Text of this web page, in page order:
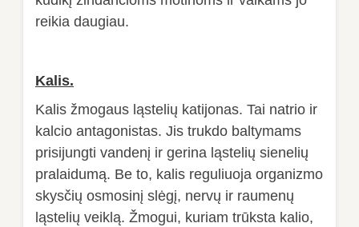
reikia daugiau.
Kalis.
Kalis žmogaus ląstelių katijonas. Tai natrio ir
kalcio antagonistas. Jis trukdo baltymams
prisijungti vandenį ir gerina ląstelių sienelių
pralaidumą. Be to, kalis reguliuoja organizmo
skysčių osmosinį slėgį, nervų ir raumenų
ląstelių veiklą. Žmogui, kuriam trūksta kalio,